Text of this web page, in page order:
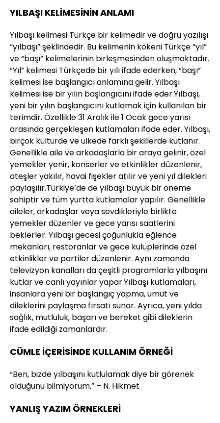
YILBAŞI KELİMESİNİN ANLAMI
Yılbaşı kelimesi Türkçe bir kelimedir ve doğru yazılışı
“yılbaşı” şeklindedir. Bu kelimenin kökeni Türkçe “yıl”
ve “başı” kelimelerinin birleşmesinden oluşmaktadır.
“Yıl” kelimesi Türkçede bir yılı ifade ederken, “başı”
kelimesi ise başlangıcı anlamına gelir. Yılbaşı
kelimesi ise bir yılın başlangıcını ifade eder.Yılbaşı,
yeni bir yılın başlangıcını kutlamak için kullanılan bir
terimdir. Özellikle 31 Aralık ile 1 Ocak gece yarısı
arasında gerçekleşen kutlamaları ifade eder. Yılbaşı,
birçok kültürde ve ülkede farklı şekillerde kutlanır.
Genellikle aile ve arkadaşlarla bir araya gelinir, özel
yemekler yenir, konserler ve etkinlikler düzenlenir,
ateşler yakılır, havai fişekler atılır ve yeni yıl dilekleri
paylaşılır.Türkiye’de de yılbaşı büyük bir öneme
sahiptir ve tüm yurtta kutlamalar yapılır. Genellikle
aileler, arkadaşlar veya sevdikleriyle birlikte
yemekler düzenler ve gece yarısı saatlerini
beklerler. Yılbaşı gecesi çoğunlukla eğlence
mekanları, restoranlar ve gece kulüplerinde özel
etkinlikler ve partiler düzenlenir. Aynı zamanda
televizyon kanalları da çeşitli programlarla yılbaşını
kutlar ve canlı yayınlar yapar.Yılbaşı kutlamaları,
insanlara yeni bir başlangıç yapma, umut ve
dileklerini paylaşma fırsatı sunar. Ayrıca, yeni yılda
sağlık, mutluluk, başarı ve bereket gibi dileklerin
ifade edildiği zamanlardır.
CÜMLE İÇERİSİNDE KULLANIM ÖRNEĞİ
“Ben, bizde yılbaşını kutlulamak diye bir görenek
olduğunu bilmiyorum.” – N. Hikmet
YANLIŞ YAZIM ÖRNEKLERİ